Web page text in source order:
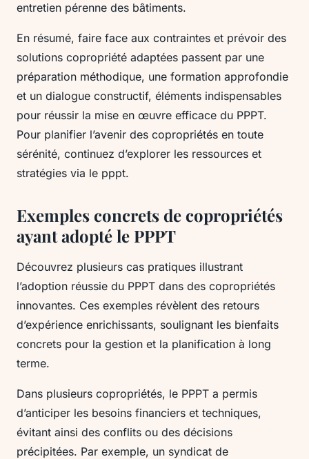
entretien pérenne des bâtiments.
En résumé, faire face aux contraintes et prévoir des
solutions copropriété adaptées passent par une
préparation méthodique, une formation approfondie
et un dialogue constructif, éléments indispensables
pour réussir la mise en œuvre efficace du PPPT.
Pour planifier l’avenir des copropriétés en toute
sérénité, continuez d’explorer les ressources et
stratégies via le pppt.
Exemples concrets de copropriétés
ayant adopté le PPPT
Découvrez plusieurs cas pratiques illustrant
l’adoption réussie du PPPT dans des copropriétés
innovantes. Ces exemples révèlent des retours
d’expérience enrichissants, soulignant les bienfaits
concrets pour la gestion et la planification à long
terme.
Dans plusieurs copropriétés, le PPPT a permis
d’anticiper les besoins financiers et techniques,
évitant ainsi des conflits ou des décisions
précipitées. Par exemple, un syndicat de